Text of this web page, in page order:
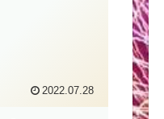
2022.07.28